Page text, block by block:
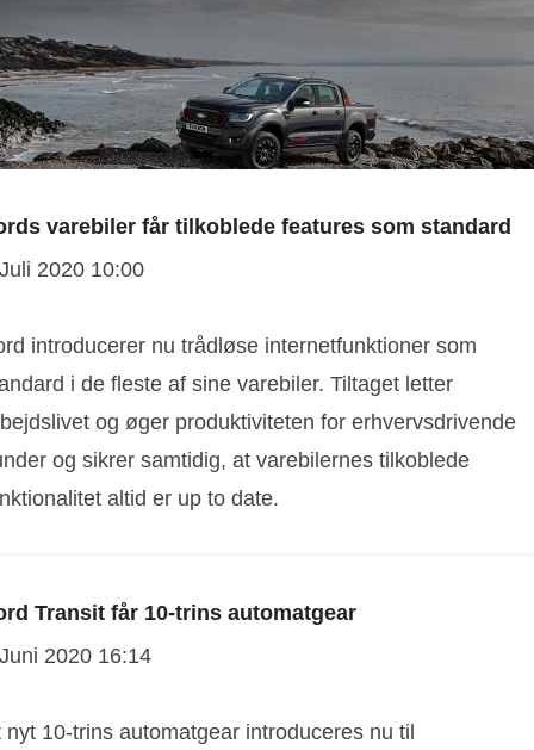
varebiler får tilkoblede features som standard
2020 10:00
introducerer nu trådløse internetfunktioner som
i de fleste af sine varebiler. Tiltaget letter
og øger produktiviteten for erhvervsdrivende
og sikrer samtidig, at varebilernes tilkoblede
altid er up to date.
Transit får 10-trins automatgear
2020 16:14
nyt 10-trins automatgear introduceres nu til